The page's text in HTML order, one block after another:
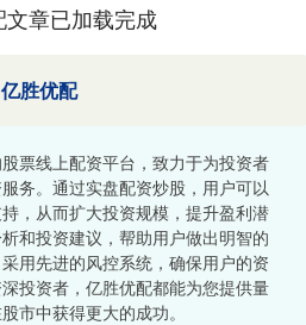
文章已加载完成
亿胜优配
票线上配资平台，致力于为投资者
务。通过实盘配资炒股，用户可以
，从而扩大投资规模，提升盈利潜
和投资建议，帮助用户做出明智的
用先进的风控系统，确保用户的资
投资者，亿胜优配都能为您提供量
市中获得更大的成功。